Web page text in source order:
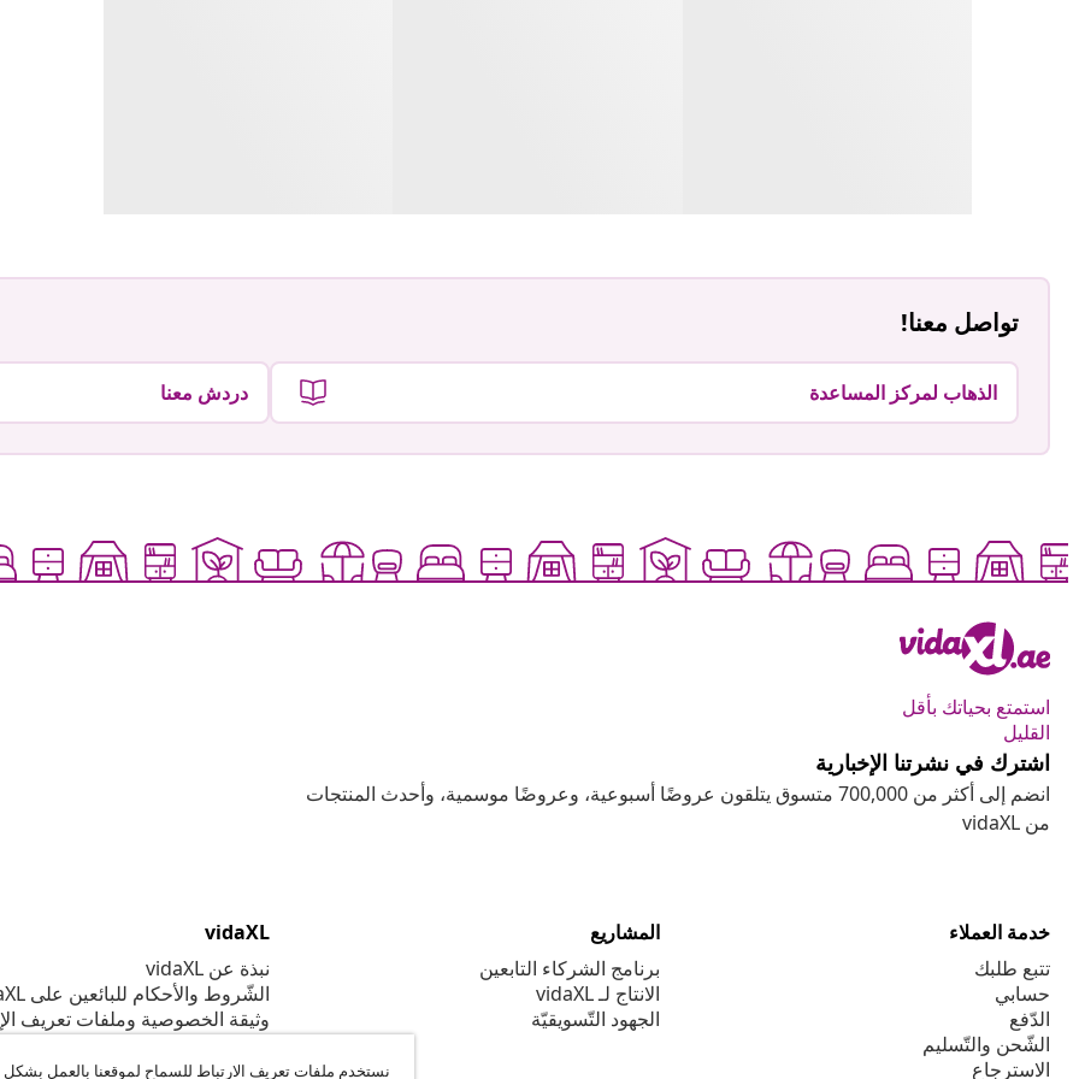
تواصل معنا!
الذهاب لمركز المساعدة دردش معنا
استمتع بحياتك بأقل
القليل
اشترك في نشرتنا الإخبارية
انضم إلى أكثر من 700,000 متسوق يتلقون عروضًا أسبوعية، وعروضًا موسمية، وأحدث المنتجات
من vidaXL
خدمة العملاء
تتبع طلبك
حسابي
الدّفع
الشّحن والتّسليم
الاسترجاع
المشاريع
برنامج الشركاء التابعين
الانتاج لـ vidaXL
الجهود التّسويقيّة
vidaXL
نبذة عن vidaXL
الشّروط والأحكام للبائعين على vidaXL
وثيقة الخصوصية وملفات تعريف
القواعد السلوكية
نستخدم ملفات تعريف الارتباط للسماح لموقعنا بالعمل